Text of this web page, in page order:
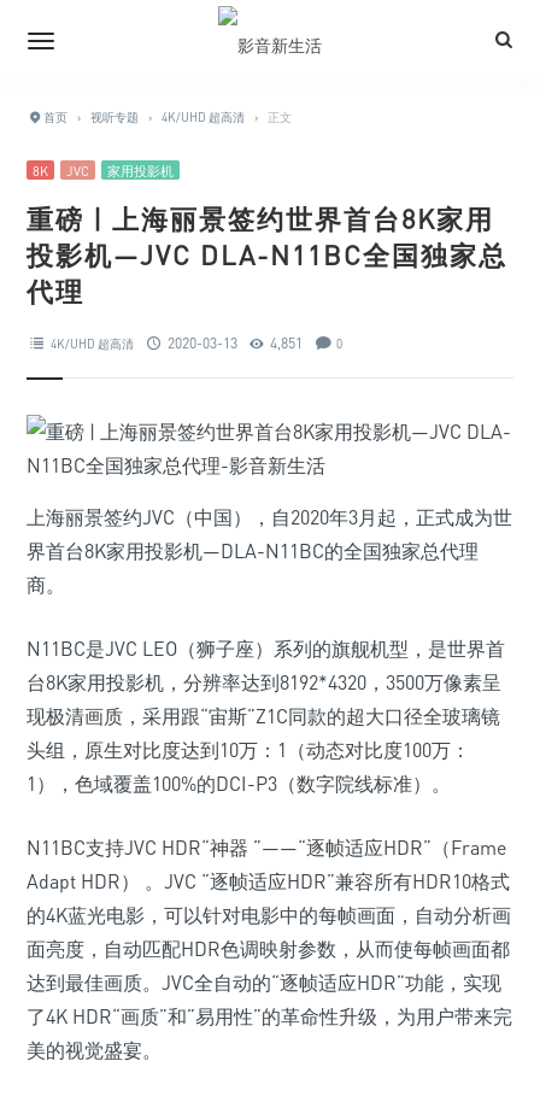
首页 › 视听专题 › 4K/UHD 超高清 › 正文
8K JVC 家用投影机
重磅 | 上海丽景签约世界首台8K家用
投影机—JVC DLA-N11BC全国独家总
代理
4K/UHD 超高清 2020-03-13 4,851 0
上海丽景签约JVC（中国），自2020年3月起，正式成为世
界首台8K家用投影机—DLA-N11BC的全国独家总代理
商。
N11BC是JVC LEO（狮子座）系列的旗舰机型，是世界首
台8K家用投影机，分辨率达到8192*4320，3500万像素呈
现极清画质，采用跟“宙斯”Z1C同款的超大口径全玻璃镜
头组，原生对比度达到10万：1（动态对比度100万：
1），色域覆盖100%的DCI-P3（数字院线标准）。
N11BC支持JVC HDR“神器 ”——“逐帧适应HDR”（Frame
Adapt HDR） 。JVC “逐帧适应HDR”兼容所有HDR10格式
的4K蓝光电影，可以针对电影中的每帧画面，自动分析画
面亮度，自动匹配HDR色调映射参数，从而使每帧画面都
达到最佳画质。JVC全自动的“逐帧适应HDR”功能，实现
了4K HDR“画质”和”易用性”的革命性升级，为用户带来完
美的视觉盛宴。